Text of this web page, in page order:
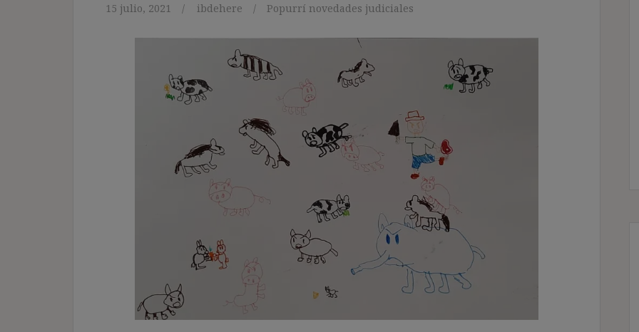
15 julio, 2021 ibdehere Popurrí novedades judiciales